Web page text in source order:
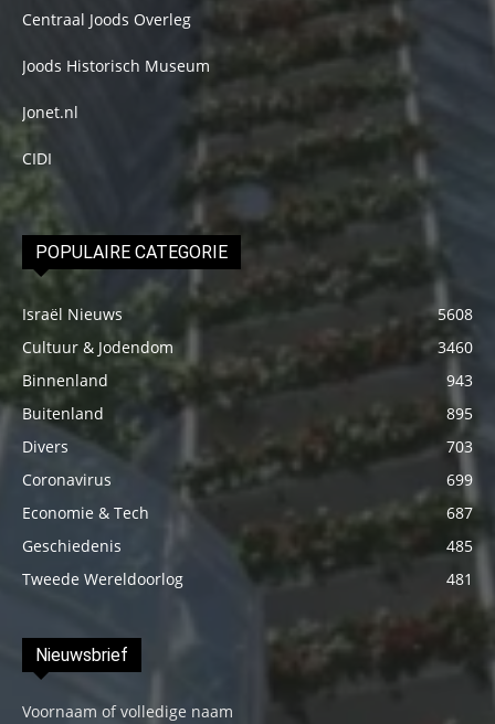
Centraal Joods Overleg
Joods Historisch Museum
Jonet.nl
CIDI
POPULAIRE CATEGORIE
Israël Nieuws
5608
Cultuur & Jodendom
3460
Binnenland
943
Buitenland
895
Divers
703
Coronavirus
699
Economie & Tech
687
Geschiedenis
485
Tweede Wereldoorlog
481
Nieuwsbrief
Voornaam of volledige naam